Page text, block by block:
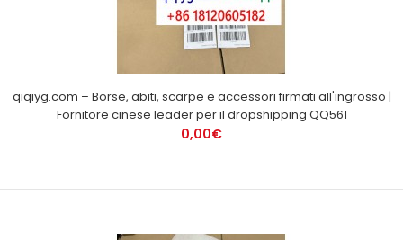
qiqiyg.com – Borse, abiti, scarpe e accessori firmati all'ingrosso |
Fornitore cinese leader per il dropshipping QQ561
0,00€